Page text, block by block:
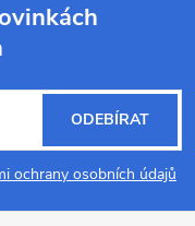
ochrany osobních údajů
ODEBÍRAT